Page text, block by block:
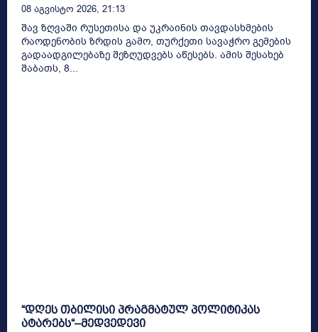
08 Აგვისტო 2026, 21:13
შავ ზღვაში რუსეთისა და უკრაინის თავდასხმების
რაოდენობის ზრდის გამო, თურქეთი სავაჭრო გემების
გადაადგილებაზე შეზღუდვებს აწესებს. ამის შესახებ
შაბათს, 8...
“დღეს თბილისი პრაგმატულ პოლიტიკას
ატარებს“–მედვედევი